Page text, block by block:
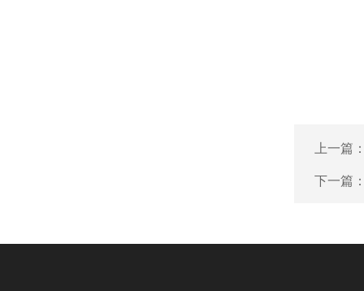
上一篇
下一篇